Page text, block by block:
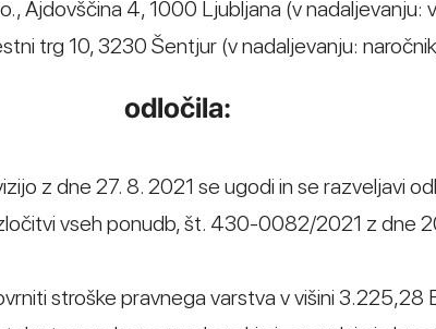
Ajdovščina 4, 1000 Ljubljana (v nadaljevanju:
trg 10, 3230 Šentjur (v nadaljevanju:
odločila:
z dne 27. 8. 2021 se ugodi in se razveljavi
vseh ponudb, št. 430-0082/2021 z dne
stroške pravnega varstva v višini 3.225,28